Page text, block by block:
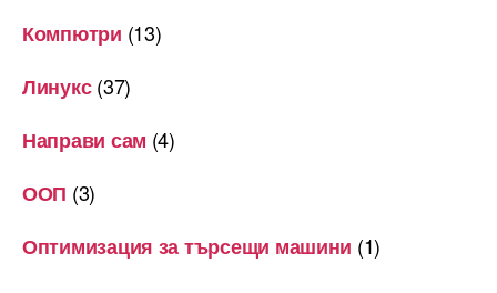
Компютри (13)
Линукс(37)
Направи сам (4)
ООП (3)
Оптимизация за търсещи машини (1)